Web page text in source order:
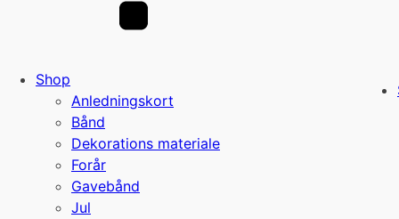
Shop
Anledningskort
Bånd
Dekorations materiale
Forår
Gavebånd
Jul